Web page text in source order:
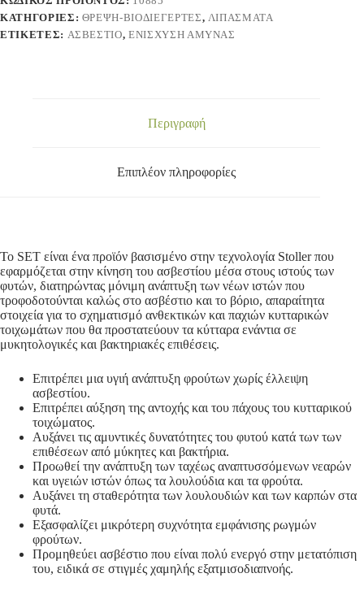
ΚΑΤΗΓΟΡΊΕΣ: ΘΡΕΨΗ-ΒΙΟΔΙΕΓΕΡΤΕΣ, ΛΙΠΑΣΜΑΤΑ
ΕΤΙΚΈΤΕΣ: ΑΣΒΈΣΤΙΟ,ΕΝΊΣΧΥΣΗ ΆΜΥΝΑΣ
Περιγραφή
Επιπλέον πληροφορίες
Το SET είναι ένα προϊόν βασισμένο στην τεχνολογία Stoller που
εφαρμόζεται στην κίνηση του ασβεστίου μέσα στους ιστούς των
φυτών, διατηρώντας μόνιμη ανάπτυξη των νέων ιστών που
τροφοδοτούνται καλώς στο ασβέστιο και το βόριο, απαραίτητα
στοιχεία για το σχηματισμό ανθεκτικών και παχιών κυτταρικών
τοιχωμάτων που θα προστατεύουν τα κύτταρα ενάντια σε
μυκητολογικές και βακτηριακές επιθέσεις.
Επιτρέπει μια υγιή ανάπτυξη φρούτων χωρίς έλλειψη
ασβεστίου.
Επιτρέπει αύξηση της αντοχής και του πάχους του κυτταρικού
τοιχώματος.
Αυξάνει τις αμυντικές δυνατότητες του φυτού κατά των των
επιθέσεων από μύκητες και βακτήρια.
Προωθεί την ανάπτυξη των ταχέως αναπτυσσόμενων νεαρών
και υγειών ιστών όπως τα λουλούδια και τα φρούτα.
Αυξάνει τη σταθερότητα των λουλουδιών και των καρπών στα
φυτά.
Εξασφαλίζει μικρότερη συχνότητα εμφάνισης ρωγμών
φρούτων.
Προμηθεύει ασβέστιο που είναι πολύ ενεργό στην μετατόπιση
του, ειδικά σε στιγμές χαμηλής εξατμισοδιαπνοής.